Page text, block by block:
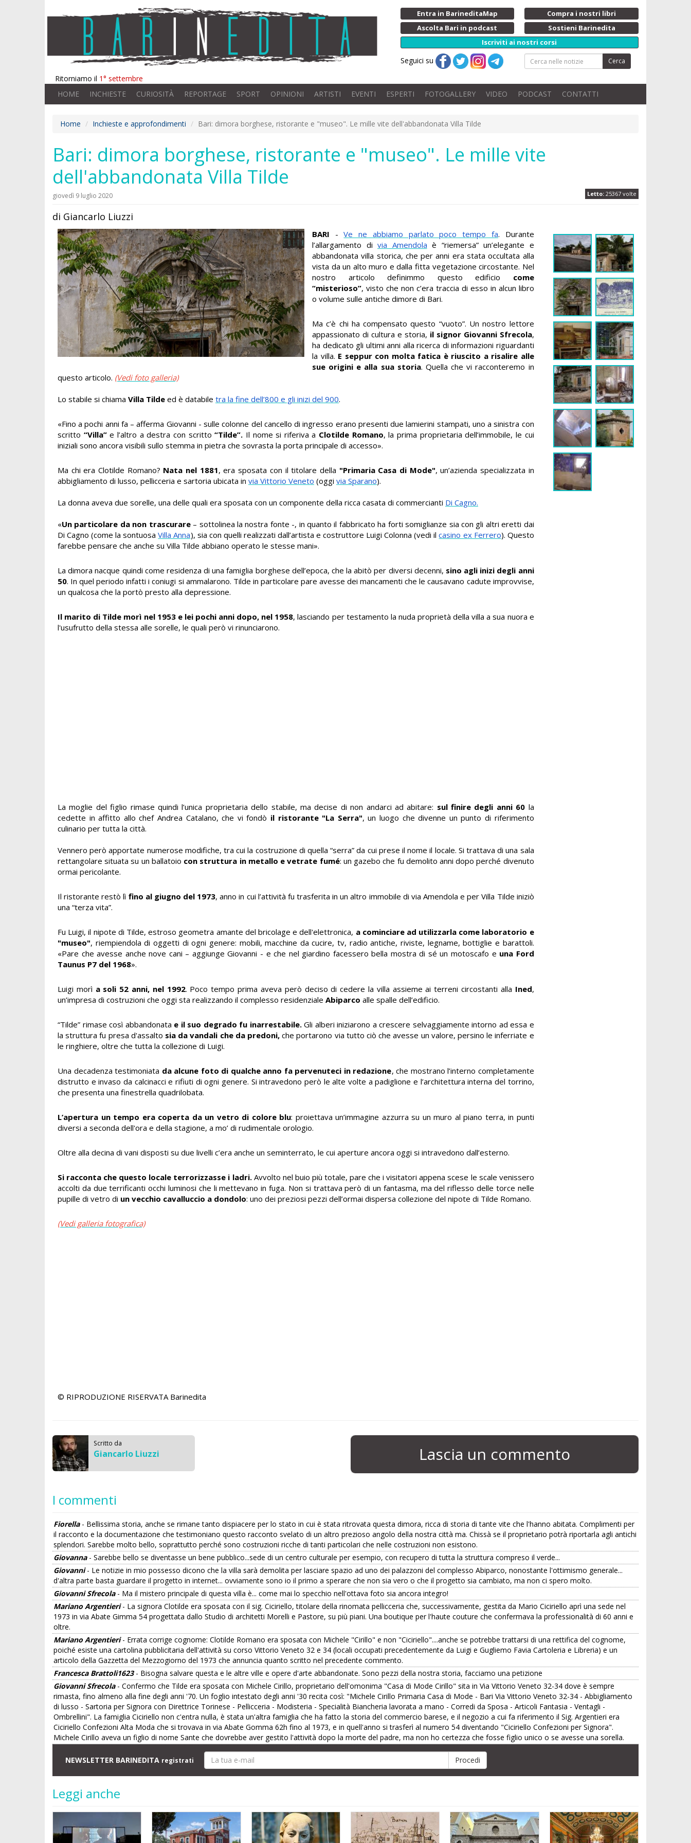
Ritorniamo il 1° settembre
Entra in BarineditaMap
Compra i nostri libri
Ascolta Bari in podcast
Sostieni Barinedita
Iscriviti ai nostri corsi
Seguici su Cerca
HOME INCHIESTE CURIOSITÀ REPORTAGE SPORT OPINIONI ARTISTI EVENTI ESPERTI FOTOGALLERY VIDEO PODCAST CONTATTI
Home Inchieste e approfondimenti Bari: dimora borghese, ristorante e "museo". Le mille vite dell'abbandonata Villa Tilde
Bari: dimora borghese, ristorante e "museo". Le mille vite
dell'abbandonata Villa Tilde
Letto: 25367 volte
giovedì 9 luglio 2020
di Giancarlo Liuzzi
BARI -Ve ne abbiamo parlato poco tempo fa. Durante
l’allargamento divia Amendola è “riemersa” un’elegante e
abbandonata villa storica, che per anni era stata occultata alla
vista da un alto muro e dalla fitta vegetazione circostante. Nel
nostro articolo definimmo questo edificio come
“misterioso”, visto che non c’era traccia di esso in alcun libro
o volume sulle antiche dimore di Bari.
Ma c’è chi ha compensato questo “vuoto”. Un nostro lettore
appassionato di cultura e storia, il signor Giovanni Sfrecola,
ha dedicato gli ultimi anni alla ricerca di informazioni riguardanti
la villa. E seppur con molta fatica è riuscito a risalire alle
sue origini e alla sua storia. Quella che vi racconteremo in
questo articolo. (Vedi foto galleria)
Lo stabile si chiama Villa Tilde ed è databile tra la fine dell’800 e gli inizi del 900.
«Fino a pochi anni fa – afferma Giovanni - sulle colonne del cancello di ingresso erano presenti due lamierini stampati, uno a sinistra con
scritto “Villa”e l’altro a destra con scritto“Tilde”. Il nome si riferiva a Clotilde Romano, la prima proprietaria dell’immobile, le cui
iniziali sono ancora visibili sullo stemma in pietra che sovrasta la porta principale di accesso».
Ma chi era Clotilde Romano? Nata nel 1881, era sposata con il titolare della "Primaria Casa di Mode", un’azienda specializzata in
abbigliamento di lusso, pellicceria e sartoria ubicata in via Vittorio Veneto (oggi via Sparano).
La donna aveva due sorelle, una delle quali era sposata con un componente della ricca casata di commercianti Di Cagno.
«Un particolare da non trascurare– sottolinea la nostra fonte -, in quanto il fabbricato ha forti somiglianze sia con gli altri eretti dai
Di Cagno (come la sontuosaVilla Anna), sia con quelli realizzati dall’artista e costruttore Luigi Colonna (vedi ilcasino ex Ferrero). Questo
farebbe pensare che anche su Villa Tilde abbiano operato le stesse mani».
La dimora nacque quindi come residenza di una famiglia borghese dell’epoca, che la abitò per diversi decenni, sino agli inizi degli anni
50. In quel periodo infatti i coniugi si ammalarono. Tilde in particolare pare avesse dei mancamenti che le causavano cadute improvvise,
un qualcosa che la portò presto alla depressione.
Il marito di Tilde morì nel 1953 e lei pochi anni dopo, nel 1958, lasciando per testamento la nuda proprietà della villa a sua nuora e
l'usufrutto della stessa alle sorelle, le quali però vi rinunciarono.
La moglie del figlio rimase quindi l’unica proprietaria dello stabile, ma decise di non andarci ad abitare: sul finire degli anni 60 la
cedette in affitto allo chef Andrea Catalano, che vi fondò il ristorante "La Serra", un luogo che divenne un punto di riferimento
culinario per tutta la città.
Vennero però apportate numerose modifiche, tra cui la costruzione di quella “serra” da cui prese il nome il locale. Si trattava di una sala
rettangolare situata su un ballatoio con struttura in metallo e vetrate fumé: un gazebo che fu demolito anni dopo perché divenuto
ormai pericolante.
Il ristorante restò lì fino al giugno del 1973, anno in cui l’attività fu trasferita in un altro immobile di via Amendola e per Villa Tilde iniziò
una “terza vita”.
Fu Luigi, il nipote di Tilde, estroso geometra amante del bricolage e dell'elettronica, a cominciare ad utilizzarla come laboratorio e
"museo", riempiendola di oggetti di ogni genere: mobili, macchine da cucire, tv, radio antiche, riviste, legname, bottiglie e barattoli.
«Pare che avesse anche nove cani – aggiunge Giovanni - e che nel giardino facessero bella mostra di sé un motoscafo e una Ford
Taunus P7 del 1968».
Luigi morì a soli 52 anni, nel 1992. Poco tempo prima aveva però deciso di cedere la villa assieme ai terreni circostanti alla Ined,
un’impresa di costruzioni che oggi sta realizzando il complesso residenziale Abiparco alle spalle dell’edificio.
“Tilde” rimase così abbandonata e il suo degrado fu inarrestabile.Gli alberi iniziarono a crescere selvaggiamente intorno ad essa e
la struttura fu presa d'assalto sia da vandali che da predoni, che portarono via tutto ciò che avesse un valore, persino le inferriate e
le ringhiere, oltre che tutta la collezione di Luigi.
Una decadenza testimoniata da alcune foto di qualche anno fa pervenuteci in redazione, che mostrano l’interno completamente
distrutto e invaso da calcinacci e rifiuti di ogni genere. Si intravedono però le alte volte a padiglione e l’architettura interna del torrino,
che presenta una finestrella quadrilobata.
L’apertura un tempo era coperta da un vetro di colore blu: proiettava un’immagine azzurra su un muro al piano terra, in punti
diversi a seconda dell'ora e della stagione, a mo’ di rudimentale orologio.
Oltre alla decina di vani disposti su due livelli c’era anche un seminterrato, le cui aperture ancora oggi si intravedono dall’esterno.
Si racconta che questo locale terrorizzasse i ladri.Avvolto nel buio più totale, pare che i visitatori appena scese le scale venissero
accolti da due terrificanti occhi luminosi che li mettevano in fuga. Non si trattava però di un fantasma, ma del riflesso delle torce nelle
pupille di vetro di un vecchio cavalluccio a dondolo: uno dei preziosi pezzi dell’ormai dispersa collezione del nipote di Tilde Romano.
(Vedi galleria fotografica)
© RIPRODUZIONE RISERVATA Barinedita
Scritto da
Giancarlo Liuzzi Lascia un commento
I commenti
Fiorella- Bellissima storia, anche se rimane tanto dispiacere per lo stato in cui è stata ritrovata questa dimora, ricca di storia di tante vite che l'hanno abitata. Complimenti per
il racconto e la documentazione che testimoniano questo racconto svelato di un altro prezioso angolo della nostra città ma. Chissà se il proprietario potrà riportarla agli antichi
splendori. Sarebbe molto bello, soprattutto perché sono costruzioni ricche di tanti particolari che nelle costruzioni non esistono.
Giovanna- Sarebbe bello se diventasse un bene pubblico...sede di un centro culturale per esempio, con recupero di tutta la struttura compreso il verde...
Giovanni- Le notizie in mio possesso dicono che la villa sarà demolita per lasciare spazio ad uno dei palazzoni del complesso Abiparco, nonostante l'ottimismo generale...
d'altra parte basta guardare il progetto in internet... ovviamente sono io il primo a sperare che non sia vero o che il progetto sia cambiato, ma non ci spero molto.
Giovanni Sfrecola- Ma il mistero principale di questa villa è... come mai lo specchio nell'ottava foto sia ancora integro!
Mariano Argentieri- La signora Clotilde era sposata con il sig. Ciciriello, titolare della rinomata pellicceria che, successivamente, gestita da Mario Ciciriello aprì una sede nel
1973 in via Abate Gimma 54 progettata dallo Studio di architetti Morelli e Pastore, su più piani. Una boutique per l'haute couture che confermava la professionalità di 60 anni e
oltre.
Mariano Argentieri- Errata corrige cognome: Clotilde Romano era sposata con Michele "Cirillo" e non "Ciciriello"....anche se potrebbe trattarsi di una rettifica del cognome,
poiché esiste una cartolina pubblicitaria dell'attività su corso Vittorio Veneto 32 e 34 (locali occupati precedentemente da Luigi e Gugliemo Favia Cartoleria e Libreria) e un
articolo della Gazzetta del Mezzogiorno del 1973 che annuncia quanto scritto nel precedente commento.
Francesca Brattoli1623- Bisogna salvare questa e le altre ville e opere d'arte abbandonate. Sono pezzi della nostra storia, facciamo una petizione
Giovanni Sfrecola- Confermo che Tilde era sposata con Michele Cirillo, proprietario dell'omonima "Casa di Mode Cirillo" sita in Via Vittorio Veneto 32-34 dove è sempre
rimasta, fino almeno alla fine degli anni '70. Un foglio intestato degli anni '30 recita così: "Michele Cirillo Primaria Casa di Mode - Bari Via Vittorio Veneto 32-34 - Abbigliamento
di lusso - Sartoria per Signora con Direttrice Torinese - Pellicceria - Modisteria - Specialità Biancheria lavorata a mano - Corredi da Sposa - Articoli Fantasia - Ventagli -
Ombrellini". La famiglia Ciciriello non c'entra nulla, è stata un'altra famiglia che ha fatto la storia del commercio barese, e il negozio a cui fa riferimento il Sig. Argentieri era
Ciciriello Confezioni Alta Moda che si trovava in via Abate Gomma 62h fino al 1973, e in quell'anno si trasferì al numero 54 diventando "Ciciriello Confezioni per Signora".
Michele Cirillo aveva un figlio di nome Sante che dovrebbe aver gestito l'attività dopo la morte del padre, ma non ho certezza che fosse figlio unico o se avesse una sorella.
NEWSLETTER BARINEDITA registrati
Leggi anche